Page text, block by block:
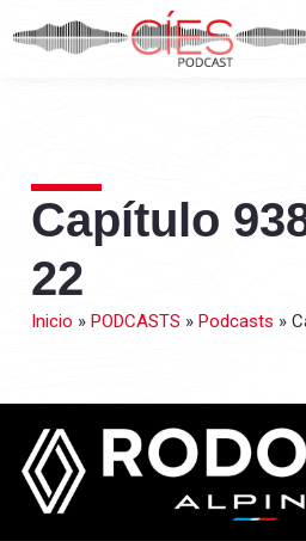
Capítulo
22
Inicio » PODCASTS » Podcasts »